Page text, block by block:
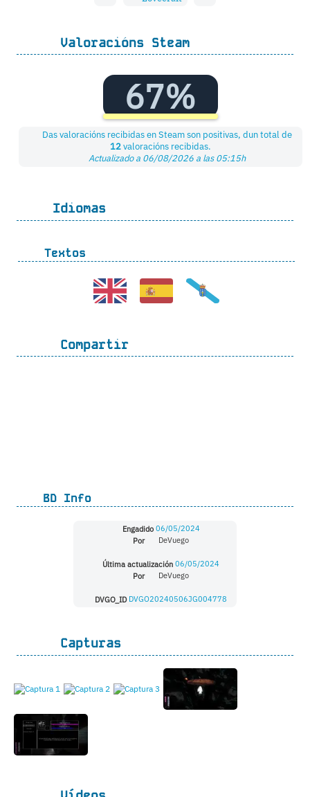
Valoracións Steam
67%
Das valoracións recibidas en Steam son positivas, dun total de
12valoracións recibidas.
Actualizado a 06/08/2026 a las 05:15h
Idiomas
Textos
Compartir
BD Info
Engadido 06/05/2024
Por
DeVuego
Última actualización 06/05/2024
Por
DeVuego
DVGO_ID DVGO20240506JG004778
Capturas